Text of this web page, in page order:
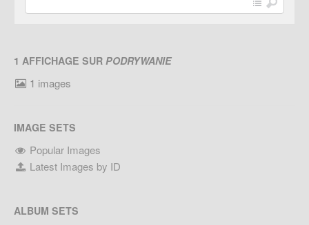
1 AFFICHAGE SUR PODRYWANIE
1 images
IMAGE SETS
Popular Images
Latest Images by ID
ALBUM SETS